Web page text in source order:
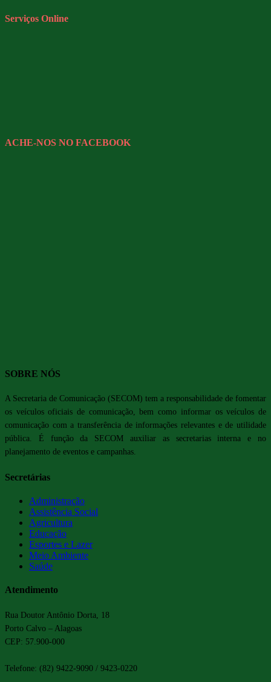
Serviços Online
ACHE-NOS NO FACEBOOK
SOBRE NÓS
A Secretaria de Comunicação (SECOM) tem a responsabilidade de fomentar
os veículos oficiais de comunicação, bem como informar os veículos de
comunicação com a transferência de informações relevantes e de utilidade
pública. É função da SECOM auxiliar as secretarias interna e no
planejamento de eventos e campanhas.
Secretárias
Administração
Assistência Social
Agricultura
Educação
Esportes e Lazer
Meio Ambiente
Saúde
Atendimento
Rua Doutor Antônio Dorta, 18
Porto Calvo – Alagoas
CEP: 57.900-000
Telefone: (82) 9422-9090 / 9423-0220